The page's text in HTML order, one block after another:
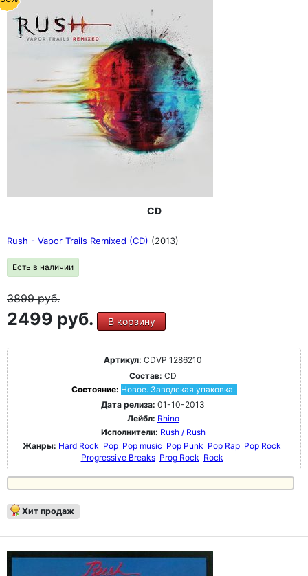
CD
Rush - Vapor Trails Remixed (CD) (2013)
Есть в наличии
3899руб.
2499 руб. В корзину
Артикул: CDVP 1286210
Состав: CD
Состояние: Новое. Заводская упаковка.
Дата релиза: 01-10-2013
Лейбл: Rhino
Исполнители: Rush / Rush
Жанры: Hard Rock Pop Pop music Pop Punk Pop Rap Pop Rock
Progressive Breaks Prog Rock Rock
Хит продаж